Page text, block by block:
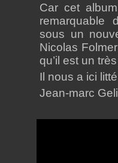
Car cet
remarquable
sous un
Nicolas
qu’il est un
Il nous a ici
Jean-marc